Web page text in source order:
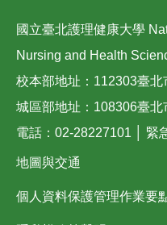
國立臺北護理健康大學
Nursing and Health
校本部地址：112303臺
城區部地址：108306臺
電話：02-28227101 │ 緊
地圖與交通
個人資料保護管理作業要